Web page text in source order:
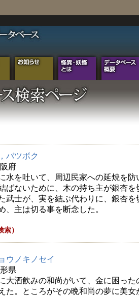
バツボク
府
水を吐いて、周辺民家への延焼を
ばないために、木の持ち主が銀杏
武士が、実を結ぶ代わりに、銀杏
、主は切る事を断念した。
）
ウノキノセイ
県
大酒飲みの和尚がいて、金に困っ
た。ところがその晩和尚の夢に美